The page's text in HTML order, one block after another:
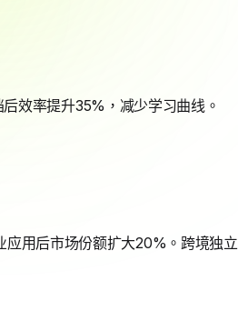
效率提升35%，减少学习曲线。
用后市场份额扩大20%。跨境独立